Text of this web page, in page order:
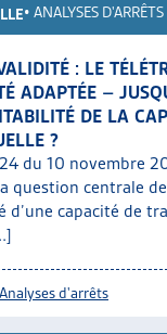
• ANALYSES D'ARRÊTS
: LE
ADAPTÉE –
DE LA
?
du 10 novembre
question centrale
d’une capacité de
Analyses d'arrêts